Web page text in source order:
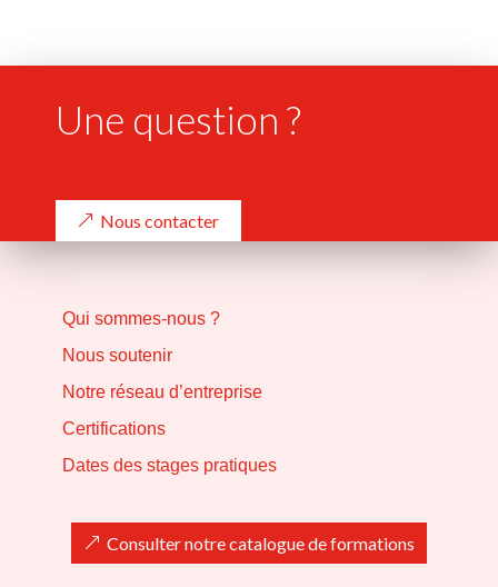
Une question ?
Nous contacter
Qui sommes-nous ?
Nous soutenir
Notre réseau d’entreprise
Certifications
Dates des stages pratiques
Consulter notre catalogue de formations